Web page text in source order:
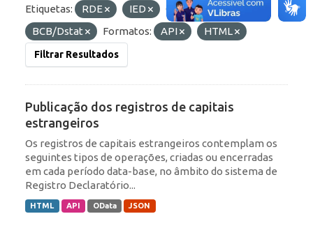
Etiquetas: RDE IED
Organizações:
BCB/Dstat
Formatos: API HTML
Filtrar Resultados
Publicação dos registros de capitais
estrangeiros
Os registros de capitais estrangeiros contemplam os
seguintes tipos de operações, criadas ou encerradas
em cada período data-base, no âmbito do sistema de
Registro Declaratório...
HTML API OData JSON